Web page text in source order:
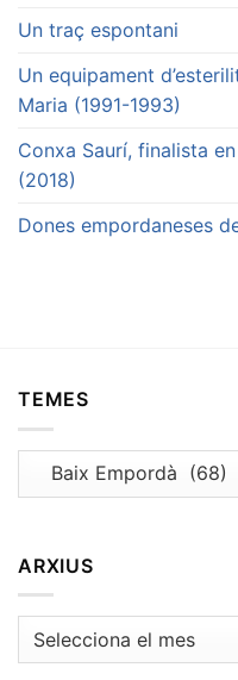
Un traç espontani
Un equipament
Maria (1991-1993)
Conxa Saurí, finalista
(2018)
Dones empordaneses
TEMES
Temes
ARXIUS
Arxius